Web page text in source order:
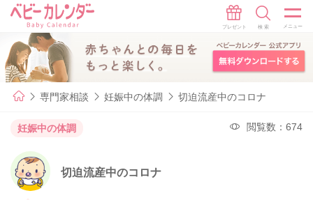
専門家相談 妊娠中の体調 切迫流産中のコロナ
妊娠中の体調 閲覧数：674
切迫流産中のコロナ